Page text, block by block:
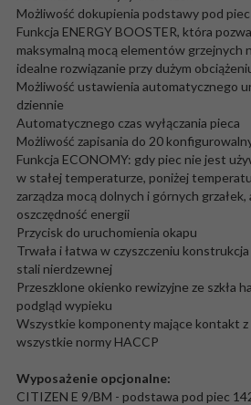
Możliwość dokupienia podstawy pod
Funkcja ENERGY BOOSTER, która
maksymalną mocą elementów grzejnych
idealne rozwiązanie przy dużym
Możliwość ustawienia automatycznego
dziennie
Automatycznego czas wyłączania pieca
Możliwość zapisania do 20
Funkcja ECONOMY: gdy piec nie jest
w stałej temperaturze, poniżej
zarządza mocą dolnych i górnych
oszczędność energii
Przycisk do uruchomienia okapu
Trwała i łatwa w czyszczeniu
stali nierdzewnej
Przeszklone okienko rewizyjne ze szkła
podgląd wypieku
Wszystkie komponenty mające kontakt z
wszystkie normy HACCP
Wyposażenie opcjonalne:
CITIZEN E 9/BM - podstawa pod piec